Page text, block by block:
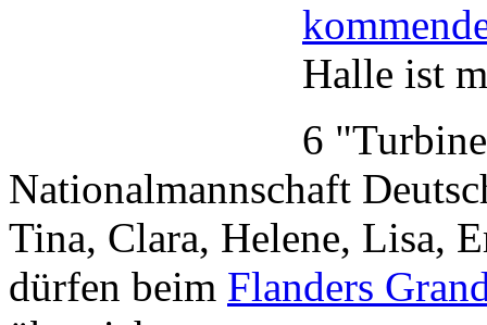
Halle ist
6
Nationalmannschaft
Tina, Clara, Helene, Lisa,
dürfen beim Flanders